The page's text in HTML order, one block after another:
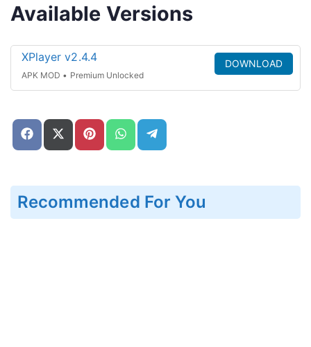
Available Versions
XPlayer v2.4.4
APK MOD • Premium Unlocked
DOWNLOAD
Share
on
Share
on
Share
on
Share
on
on
Recommended For You